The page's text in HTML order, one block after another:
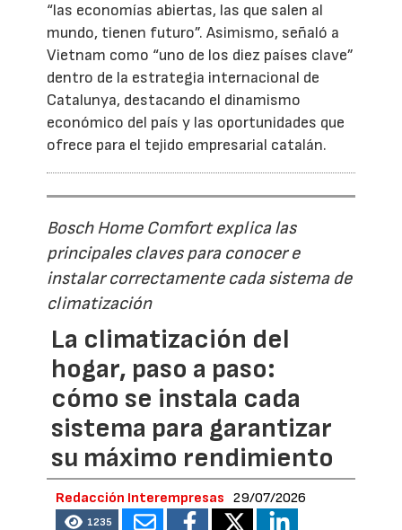
“las economías abiertas, las que salen al
mundo, tienen futuro”. Asimismo, señaló a
Vietnam como “uno de los diez países clave”
dentro de la estrategia internacional de
Catalunya, destacando el dinamismo
económico del país y las oportunidades que
ofrece para el tejido empresarial catalán.
Bosch Home Comfort explica las
principales claves para conocer e
instalar correctamente cada sistema de
climatización
La climatización del
hogar, paso a paso:
cómo se instala cada
sistema para garantizar
su máximo rendimiento
Redacción Interempresas 29/07/2026
1235